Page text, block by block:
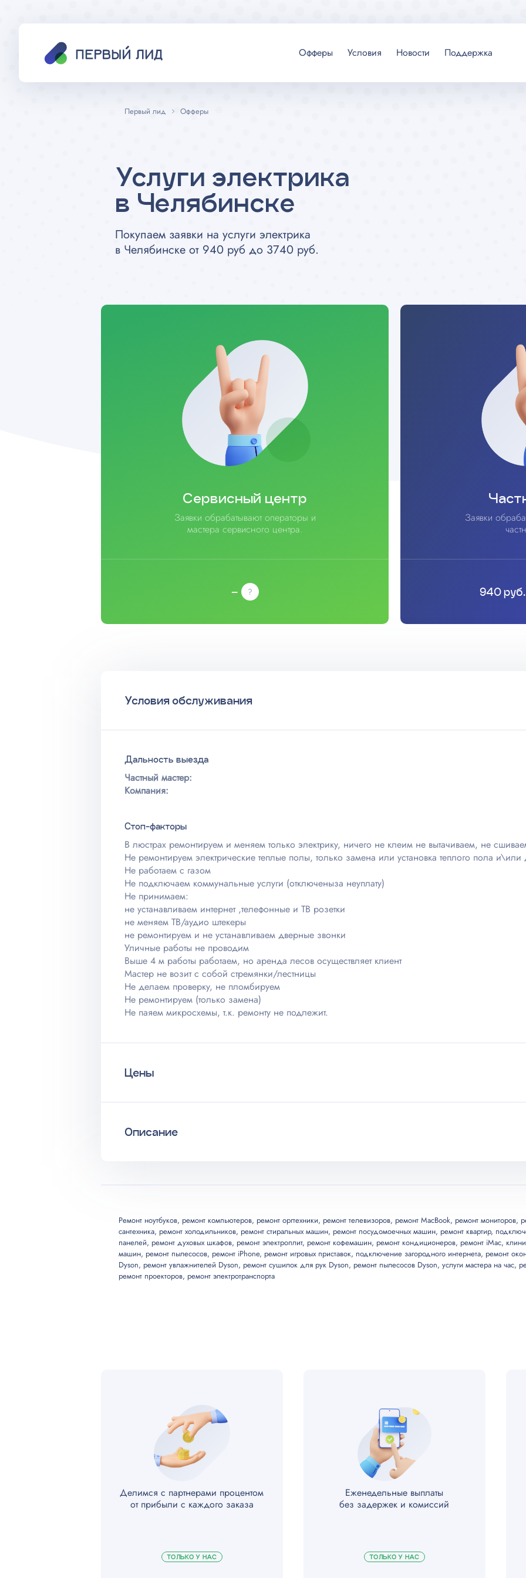
Офферы Условия Новости Поддержка
Первый лид Офферы
Услуги электрика
в Челябинске
Покупаем заявки на услуги электрика
в Челябинске от 940 руб до 3740 руб.
Сервисный центр
Заявки обрабатывают операторы и
мастера сервисного центра.
–
Заявки
940
Условия обслуживания
Дальность выезда
Частный мастер:
Компания:
Стоп-факторы
В люстрах ремонтируем и меняем только электрику, ничего не клеим не вытачиваем, не
Не ремонтируем электрические теплые полы, только замена или установка теплого пола и\или
Не работаем с газом
Не подключаем коммунальные услуги (отключеныза неуплату)
Не принимаем:
не устанавливаем интернет ,телефонные и ТВ розетки
не меняем ТВ/аудио штекеры
не ремонтируем и не устанавливаем дверные звонки
Уличные работы не проводим
Выше 4 м работы работаем, но аренда лесов осуществляет клиент
Мастер не возит с собой стремянки/лестницы
Не делаем проверку, не пломбируем
Не ремонтируем (только замена)
Не паяем микросхемы, т.к. ремонту не подлежит.
Цены
Установка телефонной розетки (RJ11)
Монтаж розетки под электроплиту
Монтаж проходного выключателя
Установка блока выключателей
Монтаж звонка
Описание
Бесплатные выезд и консультация
Мастер приезжает в удобное клиенту время
Длительная гарантия на услуги
Все запчасти и материалы в наличии
Возможны скидки до 20%
Ремонт ноутбуков, ремонт компьютеров, ремонт оргтехники, ремонт телевизоров, ремонт MacBook, ремонт мониторов,
сантехника, ремонт холодильников, ремонт стиральных машин, ремонт посудомоечных машин, ремонт квартир,
панелей, ремонт духовых шкафов, ремонт электроплит, ремонт кофемашин, ремонт кондиционеров, ремонт iMac,
машин, ремонт пылесосов, ремонт iPhone, ремонт игровых приставок, подключение загородного интернета, ремонт
Dyson, ремонт увлажнителей Dyson, ремонт сушилок для рук Dyson, ремонт пылесосов Dyson, услуги мастера на час,
ремонт проекторов, ремонт электротранспорта
Делимся с партнерами процентом
от прибыли с каждого заказа
ТОЛЬКО У НАС
Еженедельные выплаты
без задержек и комиссий
ТОЛЬКО У НАС